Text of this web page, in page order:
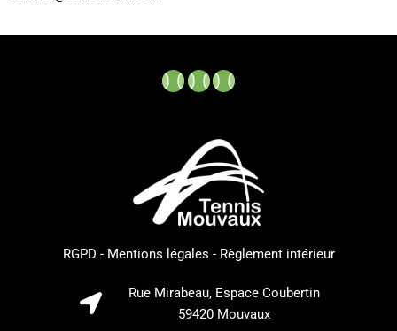
RGPD Mentions légales Règlement intérieur
Rue Mirabeau, Espace Coubertin
59420 Mouvaux